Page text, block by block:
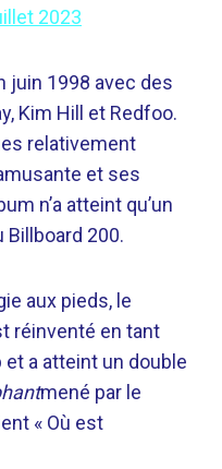
2023
juin 1998 avec des
Kim Hill et Redfoo.
relativement
et ses
n’a atteint qu’un
Billboard 200.
aux pieds, le
réinventé en tant
a atteint un double
mené par le
« Où est